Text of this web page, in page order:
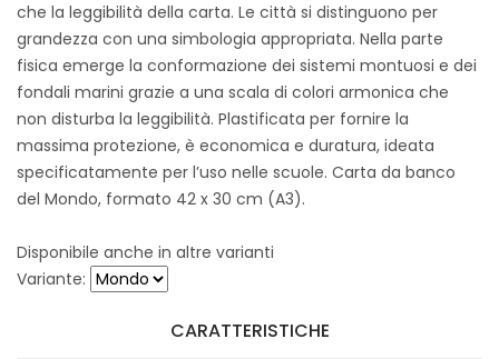
che la leggibilità della carta. Le città si distinguono per
grandezza con una simbologia appropriata. Nella parte
fisica emerge la conformazione dei sistemi montuosi e dei
fondali marini grazie a una scala di colori armonica che
non disturba la leggibilità. Plastificata per fornire la
massima protezione, è economica e duratura, ideata
specificatamente per l’uso nelle scuole. Carta da banco
del Mondo, formato 42 x 30 cm (A3).
Disponibile anche in altre varianti
Variante:
CARATTERISTICHE